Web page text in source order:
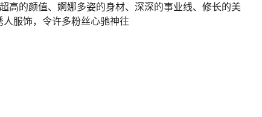
高的颜值、婀娜多姿的身材、深深的事业线、修长的美
服饰，令许多粉丝心驰神往